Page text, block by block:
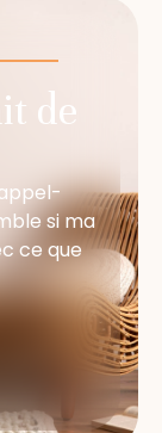
de
si ma
ce que